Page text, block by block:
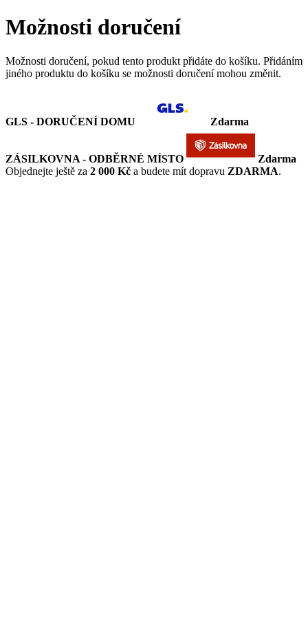
Možnosti doručení
Možnosti doručení, pokud tento produkt přidáte do košíku. Přidáním
jiného produktu do košíku se možnosti doručení mohou změnit.
GLS - DORUČENÍ DOMU Zdarma
ZÁSILKOVNA - ODBĚRNÉ MÍSTO
Zdarma
Objednejte ještě za 2 000 Kč a budete mít dopravu ZDARMA.